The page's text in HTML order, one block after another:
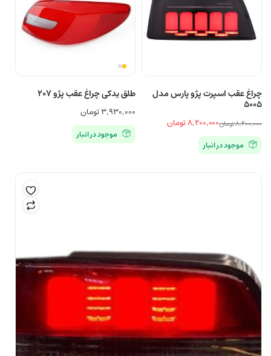
چراغ عقب اسپرت پژو پارس مدل
۵۰۰۵
۸,۴۰۰,۰۰۰تومان
قیمت
اصلی
۸,۲۰۰,۰۰۰تومان
قیمت
فعلی موجود در انبار
طلق یدکی چراغ عقب پژو ۲۰۷
۳,۹۳۰,۰۰۰تومان
موجود در انبار